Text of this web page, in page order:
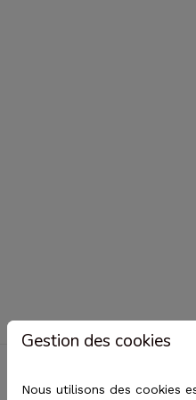
Gestion des cookies
Nous utilisons des cookies
à trois réacteur est
inattendue et pourrait
chinois.